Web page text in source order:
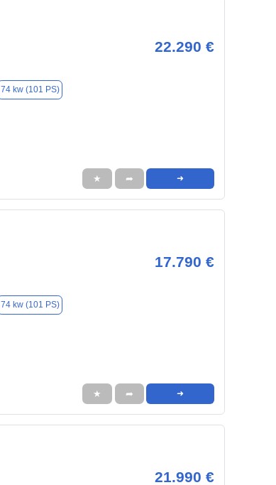
22.290 €
74 kw (101 PS)
★ ➦ ➜
17.790 €
74 kw (101 PS)
★ ➦ ➜
21.990 €